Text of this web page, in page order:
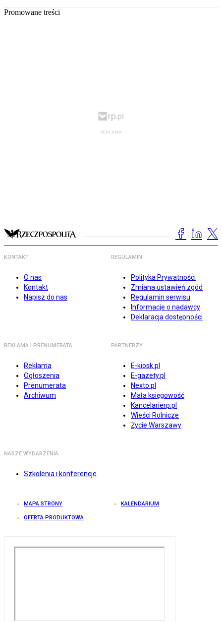
Promowane treści
KONTAKT
O nas
Kontakt
Napisz do nas
REGULAMIN
Polityka Prywatności
Zmiana ustawień zgód
Regulamin serwisu
Informacje o nadawcy
Deklaracja dostępności
REKLAMA I PRENUMERATA
Reklama
Ogłoszenia
Prenumerata
Archiwum
PARTNERZY
E-kiosk.pl
E-gazety.pl
Nexto.pl
Mała księgowość
Kancelarierp.pl
Wieści Rolnicze
Życie Warszawy
NASZE WYDARZENIA
Szkolenia i konferencje
MAPA STRONY KALENDARIUM
OFERTA PRODUKTOWA